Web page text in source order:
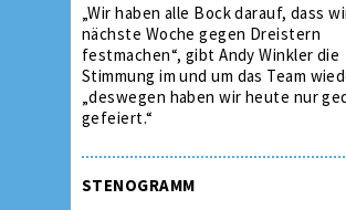
„Wir haben alle Bock darauf, dass
nächste Woche gegen Dreistern
festmachen“, gibt Andy Winkler die
Stimmung im und um das Team
„deswegen haben wir heute nur
gefeiert.“
STENOGRAMM